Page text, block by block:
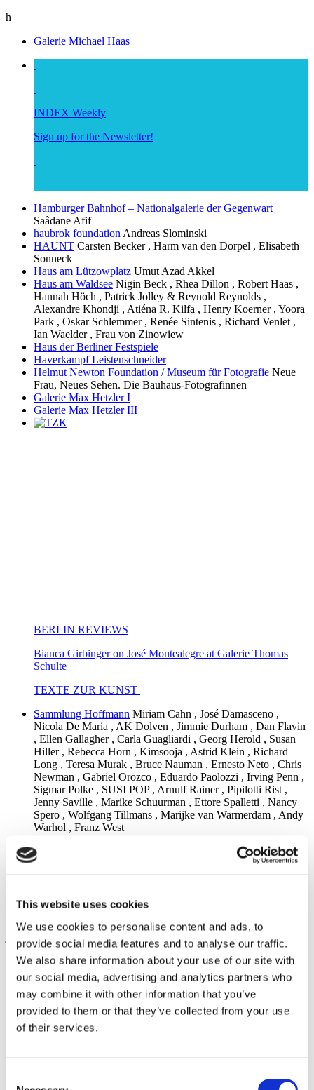
This website uses cookies
We use cookies to personalise content and ads, to
provide social media features and to analyse our traffic.
We also share information about your use of our site with
our social media, advertising and analytics partners who
may combine it with other information that you’ve
provided to them or that they’ve collected from your use
of their services.
h
Galerie Michael Haas
INDEX Weekly
Sign up for the Newsletter!
Hamburger Bahnhof – Nationalgalerie der Gegenwart
Saâdane Afif
haubrok foundation Andreas Slominski
HAUNT Carsten Becker , Harm van den Dorpel , Elisabeth
Sonneck
Haus am Lützowplatz Umut Azad Akkel
Haus am Waldsee Nigin Beck , Rhea Dillon , Robert Haas ,
Hannah Höch , Patrick Jolley & Reynold Reynolds ,
Alexandre Khondji , Atiéna R. Kilfa , Henry Koerner , Yoora
Park , Oskar Schlemmer , Renée Sintenis , Richard Venlet ,
Ian Waelder , Frau von Zinowiew
Haus der Berliner Festspiele
Haverkampf Leistenschneider
Helmut Newton Foundation / Museum für Fotografie Neue
Frau, Neues Sehen. Die Bauhaus-Fotografinnen
Galerie Max Hetzler I
Galerie Max Hetzler III
BERLIN REVIEWS
Bianca Girbinger on José Montealegre at Galerie Thomas
Schulte
TEXTE ZUR KUNST
Sammlung Hoffmann Miriam Cahn , José Damasceno ,
Nicola De Maria , AK Dolven , Jimmie Durham , Dan Flavin
, Ellen Gallagher , Carla Guagliardi , Georg Herold , Susan
Hiller , Rebecca Horn , Kimsooja , Astrid Klein , Richard
Long , Teresa Murak , Bruce Nauman , Ernesto Neto , Chris
Newman , Gabriel Orozco , Eduardo Paolozzi , Irving Penn ,
Sigmar Polke , SUSI POP , Arnulf Rainer , Pipilotti Rist ,
Jenny Saville , Marike Schuurman , Ettore Spalletti , Nancy
Spero , Wolfgang Tillmans , Marijke van Warmerdam , Andy
Warhol , Franz West
gallery.
ifa-Galerie Berlin Rauschen – Arbeit und Wirken des
Anton Janizewski
Galerie Michael Janssen For further information please
contact the gallery
Galerie Judin Nikification. Niki de Saint Phalle and Germany
Galerie Judin
Jüdisches Museum Berlin
For further information please contact the gallery.